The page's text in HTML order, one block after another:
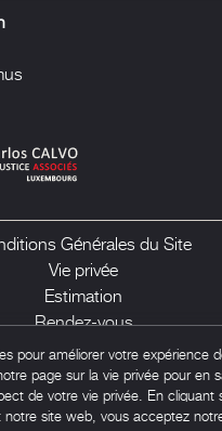
Générales du Site
Vie privée
Estimation
Rendez-vous
Contact
pour améliorer votre expérience
page sur la vie privée pour en
de votre vie privée. En cliquant
site web, vous acceptez